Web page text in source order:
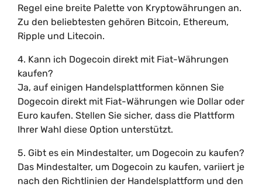
Regel eine breite Palette von Kryptowährungen an.
Zu den beliebtesten gehören Bitcoin, Ethereum,
Ripple und Litecoin.
4. Kann ich Dogecoin direkt mit Fiat-Währungen
kaufen?
Ja, auf einigen Handelsplattformen können Sie
Dogecoin direkt mit Fiat-Währungen wie Dollar oder
Euro kaufen. Stellen Sie sicher, dass die Plattform
Ihrer Wahl diese Option unterstützt.
5. Gibt es ein Mindestalter, um Dogecoin zu kaufen?
Das Mindestalter, um Dogecoin zu kaufen, variiert je
nach den Richtlinien der Handelsplattform und den